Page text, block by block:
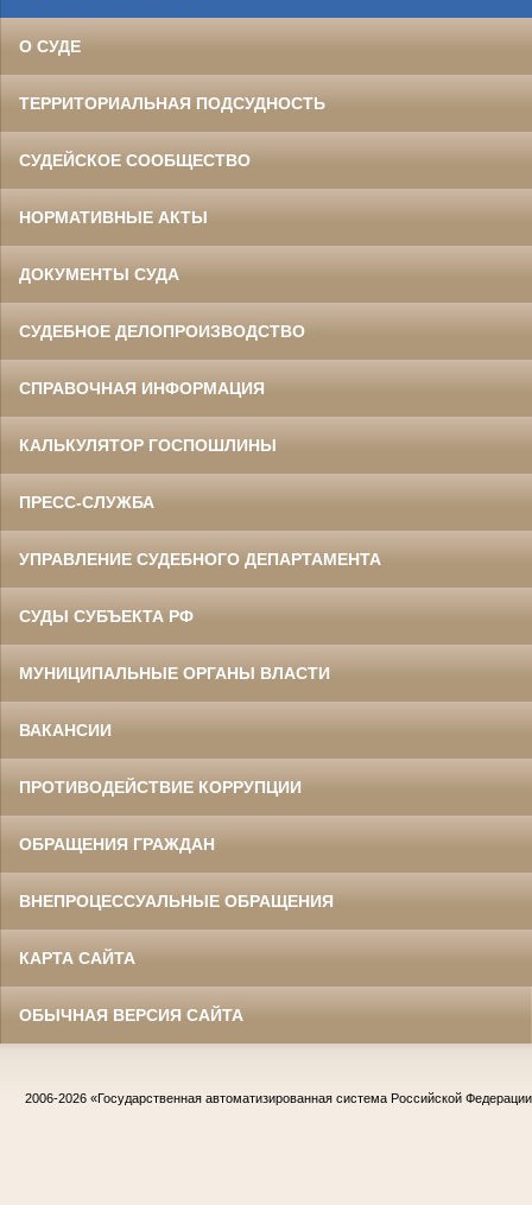
О СУДЕ
ТЕРРИТОРИАЛЬНАЯ ПОДСУДНОСТЬ
СУДЕЙСКОЕ СООБЩЕСТВО
НОРМАТИВНЫЕ АКТЫ
ДОКУМЕНТЫ СУДА
СУДЕБНОЕ ДЕЛОПРОИЗВОДСТВО
СПРАВОЧНАЯ ИНФОРМАЦИЯ
КАЛЬКУЛЯТОР ГОСПОШЛИНЫ
ПРЕСС-СЛУЖБА
УПРАВЛЕНИЕ СУДЕБНОГО ДЕПАРТАМЕНТА
СУДЫ СУБЪЕКТА РФ
МУНИЦИПАЛЬНЫЕ ОРГАНЫ ВЛАСТИ
ВАКАНСИИ
ПРОТИВОДЕЙСТВИЕ КОРРУПЦИИ
ОБРАЩЕНИЯ ГРАЖДАН
ВНЕПРОЦЕССУАЛЬНЫЕ ОБРАЩЕНИЯ
КАРТА САЙТА
ОБЫЧНАЯ ВЕРСИЯ САЙТА
2006-2026 «Государственная автоматизированная система Российской